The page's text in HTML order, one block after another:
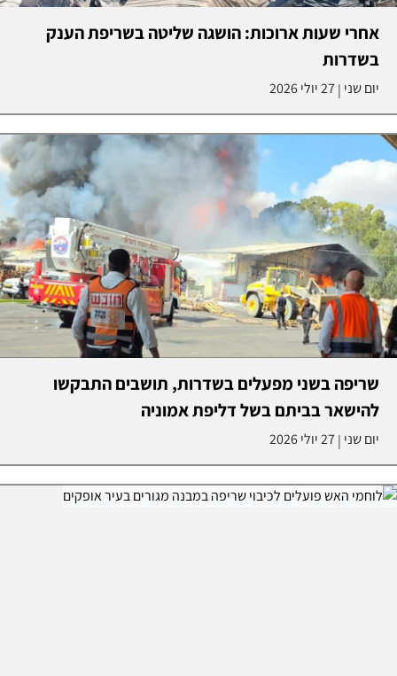
אחרי שעות ארוכות: הושגה שליטה בשריפת הענק
בשדרות
יום שני |27 יולי 2026
שריפה בשני מפעלים בשדרות, תושבים התבקשו
להישאר בביתם בשל דליפת אמוניה
יום שני |27 יולי 2026